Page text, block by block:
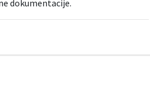
dokumentacije.